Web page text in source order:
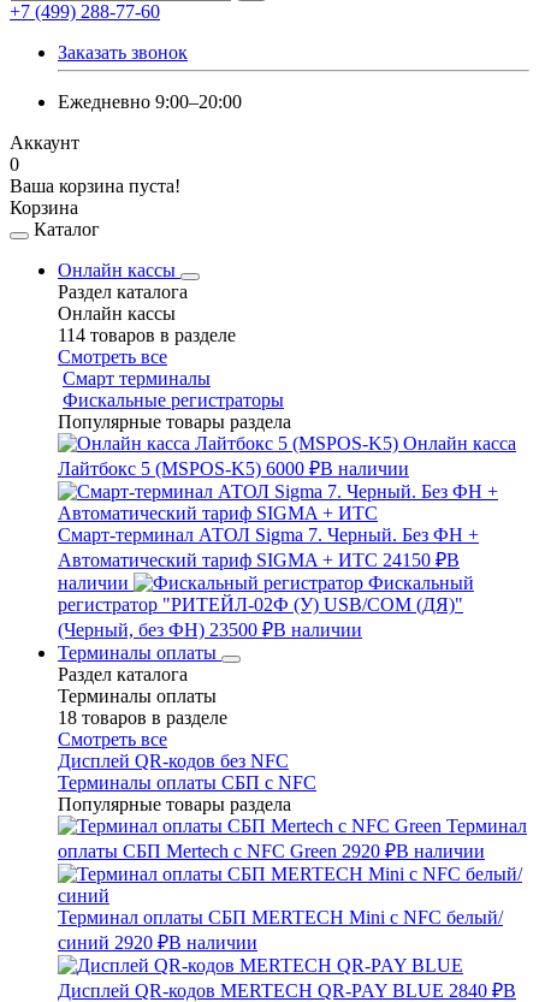
+7 (499) 288-77-60
Заказать звонок
Ежедневно 9:00–20:00
Аккаунт
0
Ваша корзина пуста!
Корзина
Каталог
Онлайн кассы
Раздел каталога
Онлайн кассы
114 товаров в разделе
Смотреть все
Смарт терминалы
Фискальные регистраторы
Популярные товары раздела
Онлайн касса
Лайтбокс 5 (MSPOS-K5) 6000 ₽В наличии
Смарт-терминал АТОЛ Sigma 7. Черный. Без ФН +
Автоматический тариф SIGMA + ИТС 24150 ₽В
наличии
Фискальный
регистратор "РИТЕЙЛ-02Ф (У) USB/COM (ДЯ)"
(Черный, без ФН) 23500 ₽В наличии
Терминалы оплаты
Раздел каталога
Терминалы оплаты
18 товаров в разделе
Смотреть все
Дисплей QR-кодов без NFC
Терминалы оплаты СБП с NFC
Популярные товары раздела
Терминал
оплаты СБП Mertech с NFC Green 2920 ₽В наличии
Терминал оплаты СБП MERTECH Mini с NFC белый/
синий 2920 ₽В наличии
Дисплей QR-кодов MERTECH QR-PAY BLUE 2840 ₽В